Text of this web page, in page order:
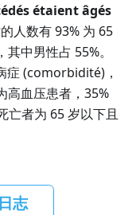
étaient âgés
人数有 93% 为 65
中男性占 55%。
症 (comorbidité)，
高血压患者，35%
亡者为 65 岁以下且
志